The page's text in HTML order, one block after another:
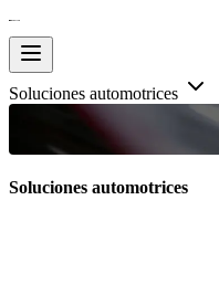
Soluciones automotrices
Soluciones automotrices